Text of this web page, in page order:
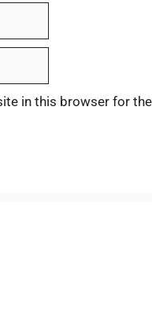
in this browser for the